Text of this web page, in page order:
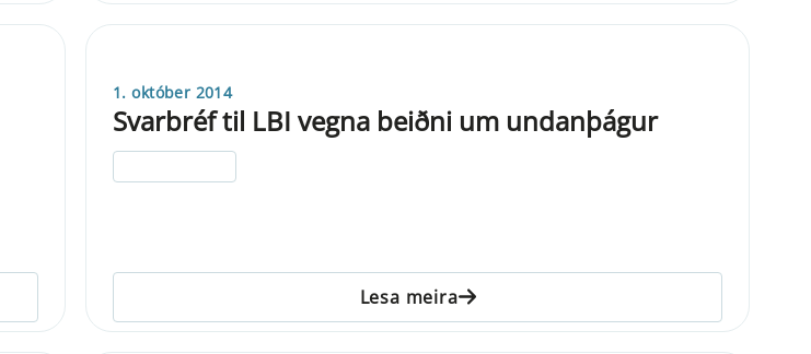
1. október 2014
Svarbréf til LBI vegna beiðni um undanþágur
Lesa meira